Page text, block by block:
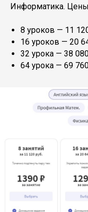
Информатика.
8 уроков — 11
16 уроков — 20
32 урока — 38
64 урока — 69